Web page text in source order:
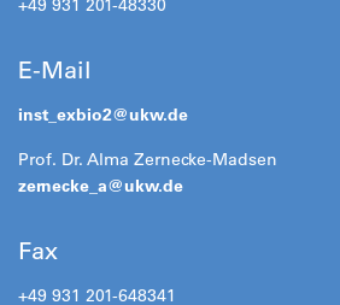
+49 931 201-48330
E-Mail
inst_exbio2@ukw.de
Prof. Dr. Alma Zernecke-Madsen
zernecke_a@ukw.de
Fax
+49 931 201-648341